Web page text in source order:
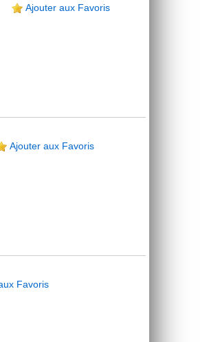
Ajouter aux Favoris
Ajouter aux Favoris
Favoris